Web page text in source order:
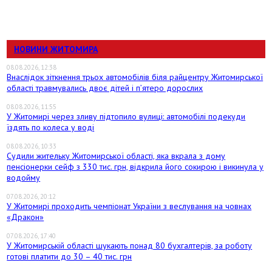
НОВИНИ ЖИТОМИРА
08.08.2026, 12:38
Внаслідок зіткнення трьох автомобілів біля райцентру Житомирської
області травмувались двоє дітей і пʼятеро дорослих
08.08.2026, 11:55
У Житомирі через зливу підтопило вулиці: автомобілі подекуди
їздять по колеса у воді
08.08.2026, 10:33
Судили жительку Житомирської області, яка вкрала з дому
пенсіонерки сейф з 330 тис. грн, відкрила його сокирою і викинула у
водойму
07.08.2026, 20:12
У Житомирі проходить чемпіонат України з веслування на човнах
«Дракон»
07.08.2026, 17:40
У Житомирській області шукають понад 80 бухгалтерів, за роботу
готові платити до 30 – 40 тис. грн